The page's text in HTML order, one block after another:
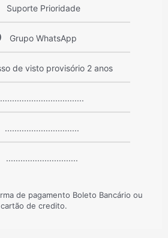
Suporte Prioridade
Grupo WhatsApp
de visto provisório 2 anos
...................................
...............................
..............................
de pagamento Boleto Bancário ou
cartão de credito.